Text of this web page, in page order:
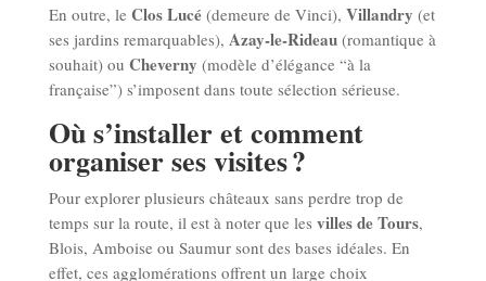
En outre, le Clos Lucé (demeure de Vinci), Villandry (et
ses jardins remarquables), Azay-le-Rideau(romantique à
souhait) ou Cheverny (modèle d’élégance “à la
française”) s’imposent dans toute sélection sérieuse.
Où s’installer et comment
organiser ses visites ?
Pour explorer plusieurs châteaux sans perdre trop de
temps sur la route, il est à noter que les villes de Tours,
Blois, Amboise ou Saumur sont des bases idéales. En
effet, ces agglomérations offrent un large choix